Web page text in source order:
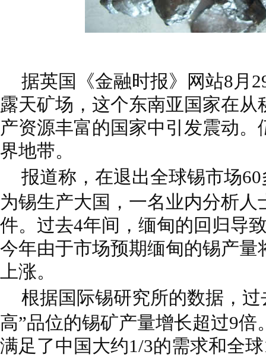
据英国《金融时报》网站8月
露天矿场，这个东南亚国家在
产资源丰富的国家中引发震动
界地带。
报道称，在退出全球锡市场
为锡生产大国，一名业内分析人
件。 过去4年间，缅甸的回归导
今年由于市场预期缅甸的锡产
上涨。
根据国际锡研究所的数据，
高”品位的锡矿产量增长超过9
满足了中国大约1/3的需求和全